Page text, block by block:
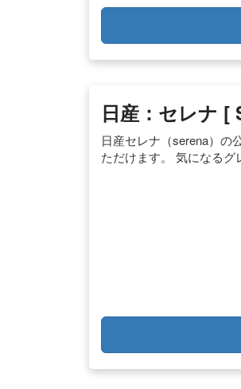
日産：セレナ [
日産セレナ（serena）の
ただけます。 気になる